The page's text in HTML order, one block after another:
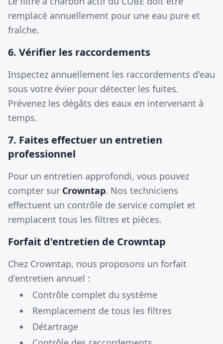
remplacé annuellement pour une eau pure et
fraîche.
6. Vérifier les raccordements
Inspectez annuellement les raccordements d'eau
sous votre évier pour détecter les fuites.
Prévenez les dégâts des eaux en intervenant à
temps.
7. Faites effectuer un entretien
professionnel
Pour un entretien approfondi, vous pouvez
compter sur Crowntap. Nos techniciens
effectuent un contrôle de service complet et
remplacent tous les filtres et pièces.
Forfait d'entretien de Crowntap
Chez Crowntap, nous proposons un forfait
d'entretien annuel :
Contrôle complet du système
Remplacement de tous les filtres
Détartrage